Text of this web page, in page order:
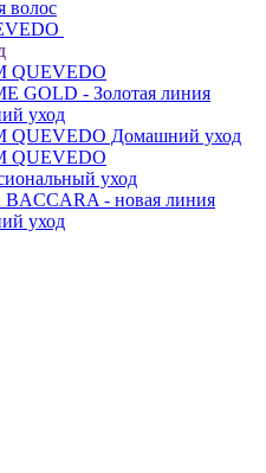
волос
QUEVEDO
GOLD - Золотая линия
уход
QUEVEDO Домашний уход
QUEVEDO
уход
- новая линия
уход